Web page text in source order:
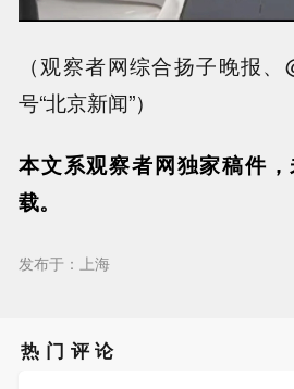
（观察者网综合扬子晚报
号“北京新闻”）
本文系观察者网独家稿件
载。
发布于：上海
热门评论